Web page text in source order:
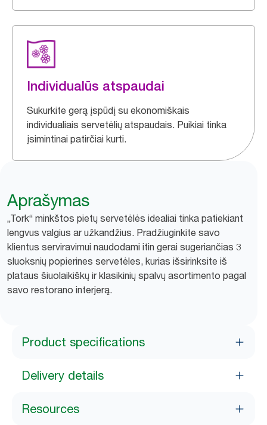
Individualūs atspaudai
Sukurkite gerą įspūdį su ekonomiškais
individualiais servetėlių atspaudais. Puikiai tinka
įsimintinai patirčiai kurti.
Aprašymas
„Tork“ minkštos pietų servetėlės idealiai tinka patiekiant
lengvus valgius ar užkandžius. Pradžiuginkite savo
klientus serviravimui naudodami itin gerai sugeriančias 3
sluoksnių popierines servetėles, kurias išsirinksite iš
plataus šiuolaikiškų ir klasikinių spalvų asortimento pagal
savo restorano interjerą.
Product specifications
Delivery details
Resources